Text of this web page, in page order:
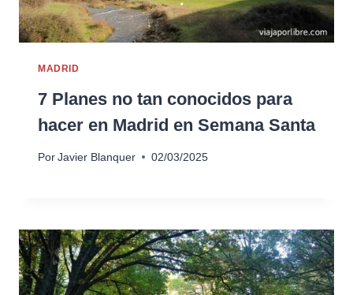
MADRID
7 Planes no tan conocidos para
hacer en Madrid en Semana Santa
Por Javier Blanquer 02/03/2025